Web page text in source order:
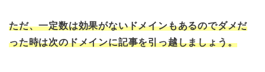
ただ、一定数は効果がないドメインもあるのでダメだ
った時は次のドメインに記事を引っ越しましょう。